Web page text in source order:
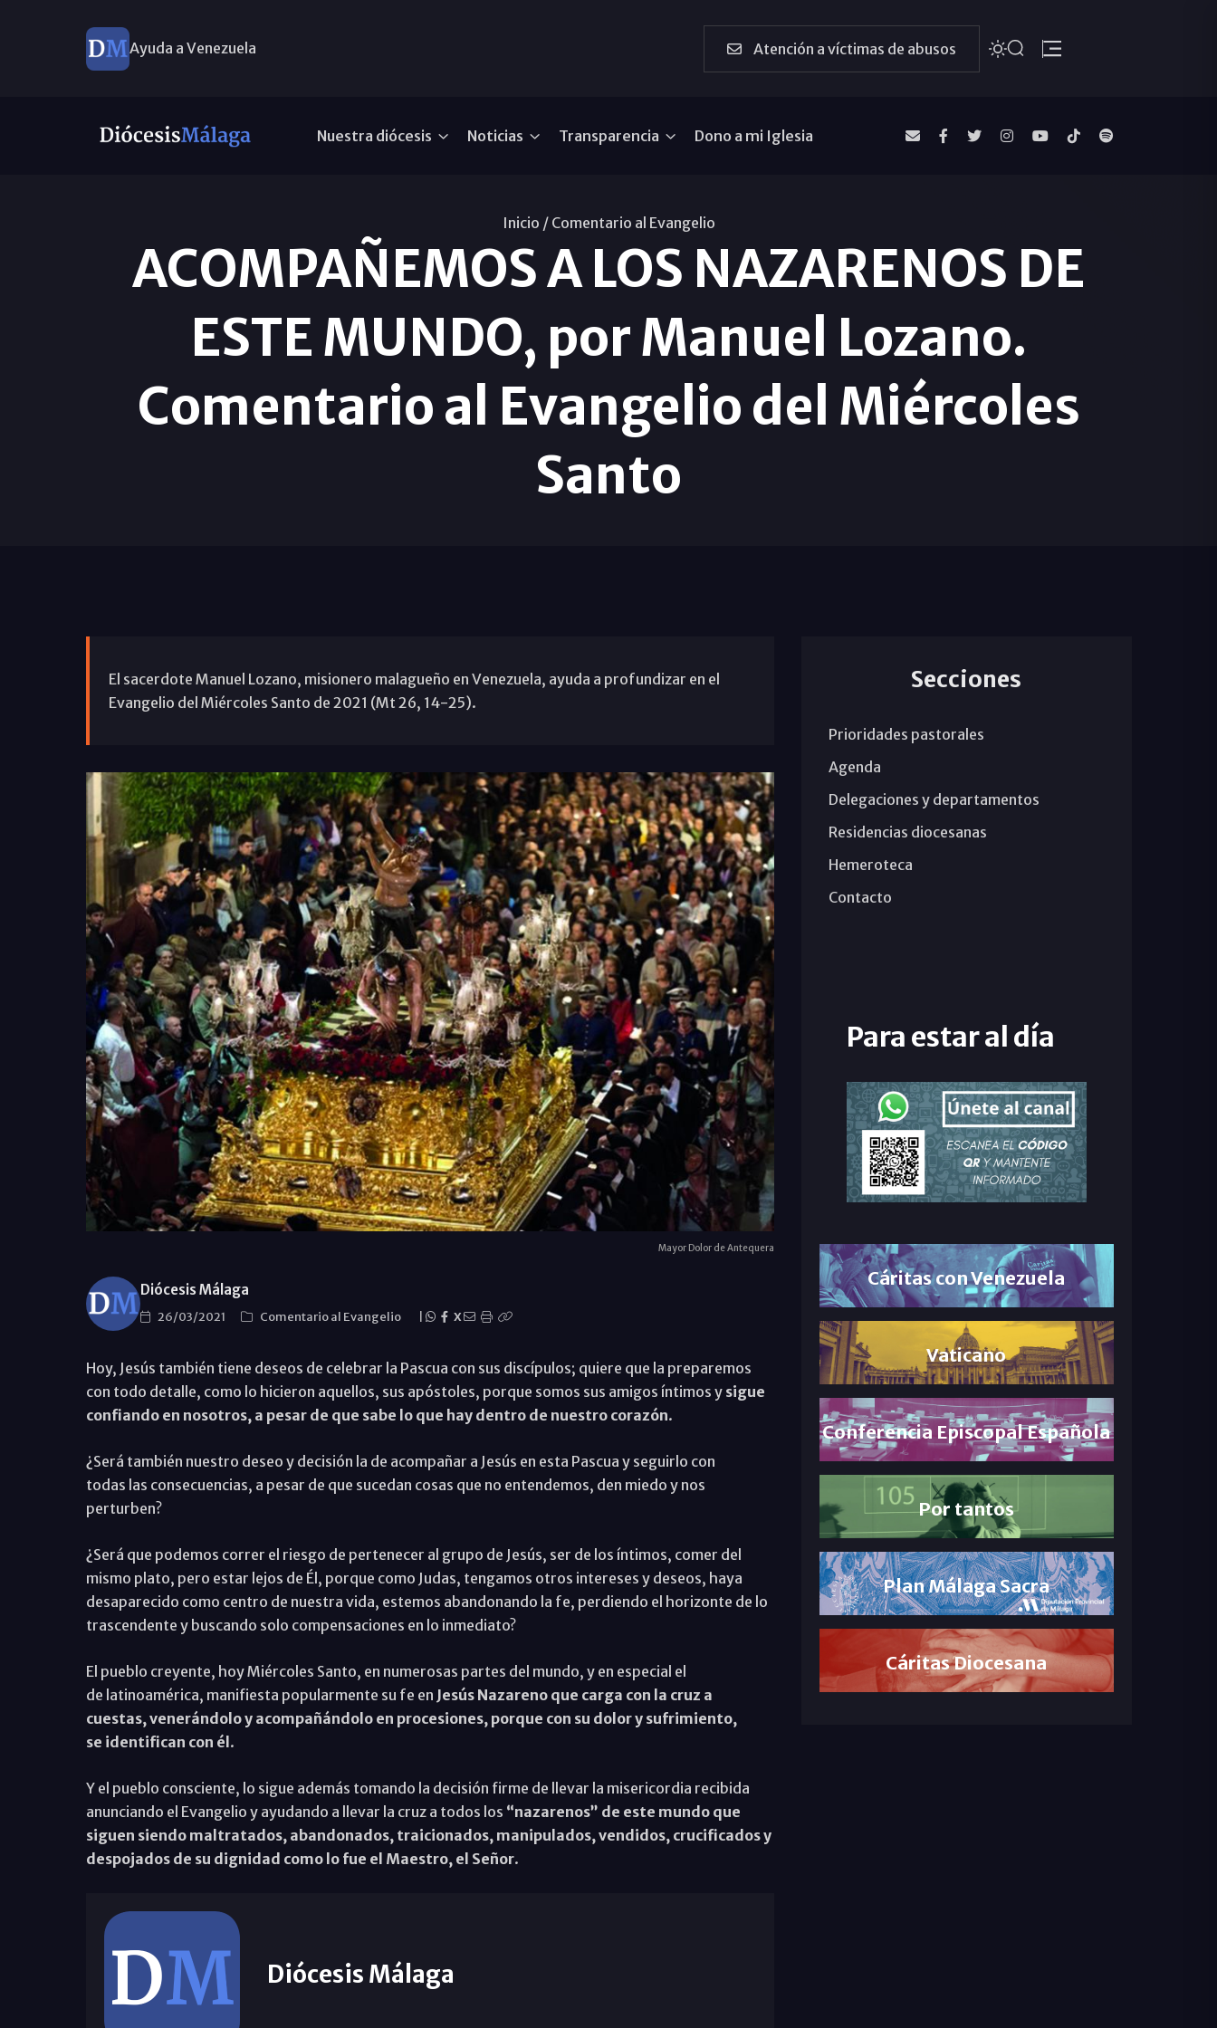
Ayuda a Venezuela Atención a víctimas de abusos
Nuestra diócesis Noticias Transparencia Dono a mi Iglesia
Inicio / Comentario al Evangelio
ACOMPAÑEMOS A LOS NAZARENOS DE
ESTE MUNDO, por Manuel Lozano.
Comentario al Evangelio del Miércoles
Santo
El sacerdote Manuel Lozano, misionero malagueño en Venezuela, ayuda a profundizar en el
Evangelio del Miércoles Santo de 2021 (Mt 26, 14-25).
Mayor Dolor de Antequera
Diócesis Málaga
26/03/2021 Comentario al Evangelio X
Hoy, Jesús también tiene deseos de celebrar la Pascua con sus discípulos; quiere que la preparemos
con todo detalle, como lo hicieron aquellos, sus apóstoles, porque somos sus amigos íntimos y sigue
confiando en nosotros, a pesar de que sabe lo que hay dentro de nuestro corazón.
¿Será también nuestro deseo y decisión la de acompañar a Jesús en esta Pascua y seguirlo con
todas las consecuencias, a pesar de que sucedan cosas que no entendemos, den miedo y nos
perturben?
¿Será que podemos correr el riesgo de pertenecer al grupo de Jesús, ser de los íntimos, comer del
mismo plato, pero estar lejos de Él, porque como Judas, tengamos otros intereses y deseos, haya
desaparecido como centro de nuestra vida, estemos abandonando la fe, perdiendo el horizonte de lo
trascendente y buscando solo compensaciones en lo inmediato?
El pueblo creyente, hoy Miércoles Santo, en numerosas partes del mundo, y en especial el
de latinoamérica, manifiesta popularmente su fe en Jesús Nazareno que carga con la cruz a
cuestas, venerándolo y acompañándolo en procesiones, porque con su dolor y sufrimiento,
se identifican con él.
Y el pueblo consciente, lo sigue además tomando la decisión firme de llevar la misericordia recibida
anunciando el Evangelio y ayudando a llevar la cruz a todos los “nazarenos” de este mundo que
siguen siendo maltratados, abandonados, traicionados, manipulados, vendidos, crucificados y
despojados de su dignidad como lo fue el Maestro, el Señor.
Diócesis Málaga
Secciones
Prioridades pastorales
Agenda
Delegaciones y departamentos
Residencias diocesanas
Hemeroteca
Contacto
Para estar al día
Cáritas con Venezuela
Vaticano
Conferencia Episcopal Española
Por tantos
Plan Málaga Sacra
Cáritas Diocesana